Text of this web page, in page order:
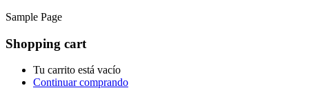
Sample Page
Shopping cart
Tu carrito está vacío
Continuar comprando